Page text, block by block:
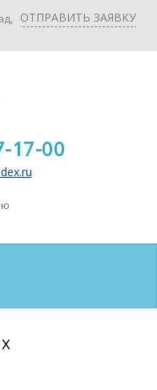
ОТПРАВИТЬ ЗАЯВКУ
17-00